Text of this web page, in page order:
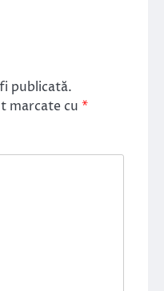
publicată.
marcate cu *